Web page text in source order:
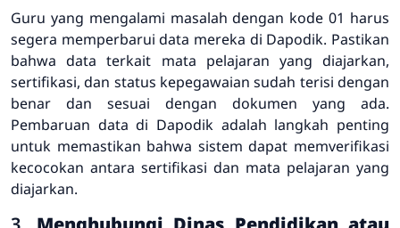
Guru yang mengalami masalah dengan kode 01 harus
segera memperbarui data mereka di Dapodik. Pastikan
bahwa data terkait mata pelajaran yang diajarkan,
sertifikasi, dan status kepegawaian sudah terisi dengan
benar dan sesuai dengan dokumen yang ada.
Pembaruan data di Dapodik adalah langkah penting
untuk memastikan bahwa sistem dapat memverifikasi
kecocokan antara sertifikasi dan mata pelajaran yang
diajarkan.